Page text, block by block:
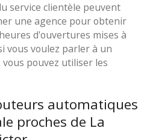
service clientèle peuvent
une agence pour obtenir
d'ouvertures mises à
vous voulez parler à un
pouvez utiliser les
automatiques
proches de La